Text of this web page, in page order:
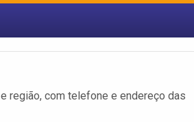
e região, com telefone e endereço das